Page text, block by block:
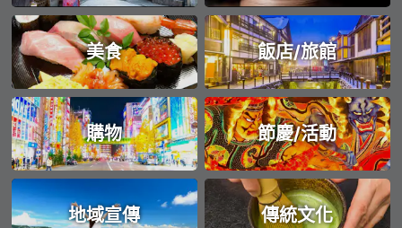
美食 飯店/旅館
購物 節慶/活動
地域宣傳 傳統文化